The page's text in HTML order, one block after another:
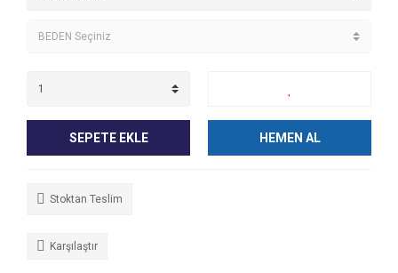
SEPETE EKLE HEMEN AL
Stoktan Teslim
Karşılaştır